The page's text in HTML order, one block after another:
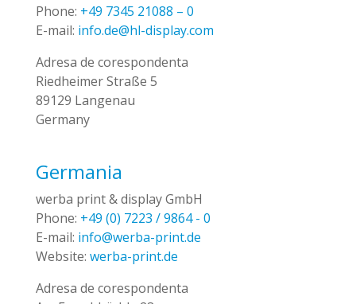
Phone: +49 7345 21088 – 0
E-mail: info.de@hl-display.com
Adresa de corespondenta
Riedheimer Straße 5
89129 Langenau
Germany
Germania
werba print & display GmbH
Phone: +49 (0) 7223 / 9864 - 0
E-mail: info@werba-print.de
Website: werba-print.de
Adresa de corespondenta